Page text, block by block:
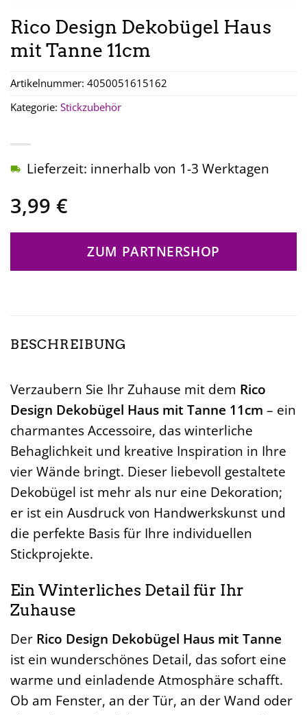
Rico Design Dekobügel Haus
mit Tanne 11cm
3,99 €
Lieferzeit: innerhalb von 1-3 Werktagen
ZUM PARTNERSHOP
Artikelnummer: 4050051615162
Kategorie: Stickzubehör
BESCHREIBUNG
Verzaubern Sie Ihr Zuhause mit dem Rico
Design Dekobügel Haus mit Tanne 11cm – ein
charmantes Accessoire, das winterliche
Behaglichkeit und kreative Inspiration in Ihre
vier Wände bringt. Dieser liebevoll gestaltete
Dekobügel ist mehr als nur eine Dekoration;
er ist ein Ausdruck von Handwerkskunst und
die perfekte Basis für Ihre individuellen
Stickprojekte.
Ein Winterliches Detail für Ihr
Zuhause
Der Rico Design Dekobügel Haus mit Tanne
ist ein wunderschönes Detail, das sofort eine
warme und einladende Atmosphäre schafft.
Ob am Fenster, an der Tür, an der Wand oder